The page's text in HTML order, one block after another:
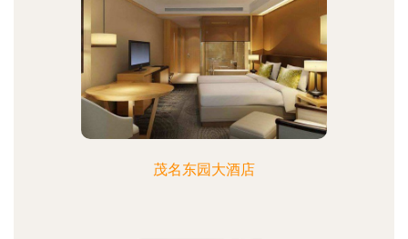
茂名东园大酒店